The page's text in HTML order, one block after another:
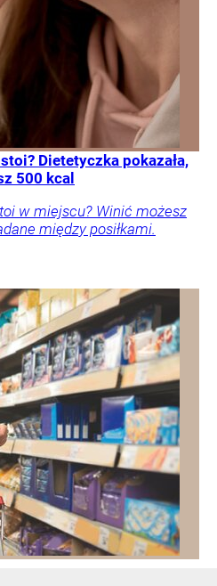
Dietetyczka pokazała,
500 kcal
w miejscu? Winić możesz
między posiłkami.